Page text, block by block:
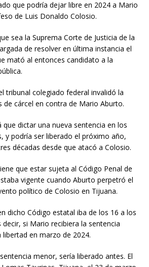
que podría dejar libre en 2024 a Mario
de Luis Donaldo Colosio.
sea la Suprema Corte de Justicia de la
de resolver en última instancia el
mató al entonces candidato a la
tribunal colegiado federal invalidó la
de cárcel en contra de Mario Aburto.
dictar una nueva sentencia en los
y podría ser liberado el próximo año,
décadas desde que atacó a Colosio.
que estar sujeta al Código Penal de
vigente cuando Aburto perpetró el
político de Colosio en Tijuana.
dicho Código estatal iba de los 16 a los
decir, si Mario recibiera la sentencia
en marzo de 2024.
menor, sería liberado antes. El